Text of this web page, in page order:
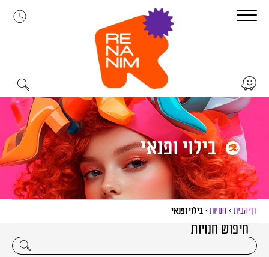
לתוכן
בילוי ופנאי
דף הבית > חנויות> בילוי ופנאי
חיפוש חנויות
חיפוש חנויות